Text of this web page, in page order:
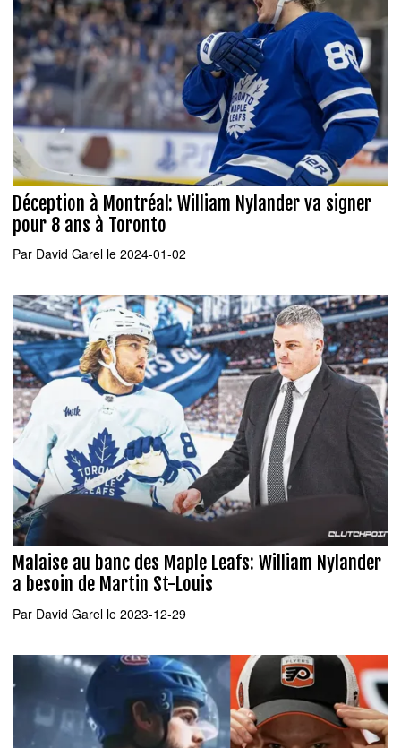
Déception à Montréal: William Nylander va signer
pour 8 ans à Toronto
Par David Garel le 2024-01-02
Malaise au banc des Maple Leafs: William Nylander
a besoin de Martin St-Louis
Par David Garel le 2023-12-29